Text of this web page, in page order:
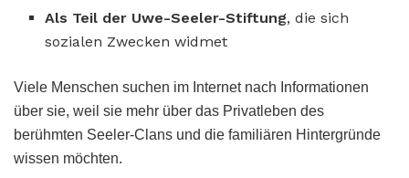
Als Teil der Uwe-Seeler-Stiftung, die sich
sozialen Zwecken widmet
Viele Menschen suchen im Internet nach Informationen
über sie, weil sie mehr über das Privatleben des
berühmten Seeler-Clans und die familiären Hintergründe
wissen möchten.